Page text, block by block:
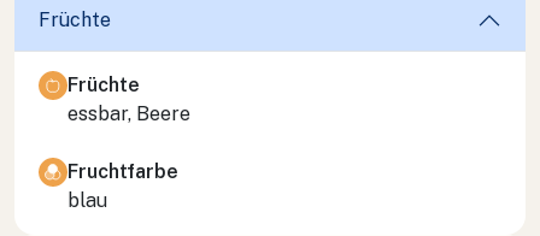
Früchte
Früchte
essbar, Beere
Fruchtfarbe
blau